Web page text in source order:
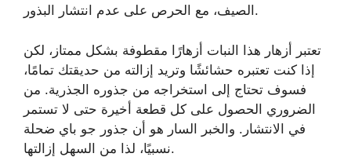
الصيف، مع الحرص على عدم انتشار البذور.
تعتبر أزهار هذا النبات أزهارًا مقطوفة بشكل ممتاز، لكن
إذا كنت تعتبره حشائشًا وتريد إزالته من حديقتك تمامًا،
فسوف تحتاج إلى استخراجه من جذوره الجذرية. من
الضروري الحصول على كل قطعة أخيرة حتى لا تستمر
في الانتشار. والخبر السار هو أن جذور جو باي ضحلة
نسبيًا، لذا من السهل إزالتها.